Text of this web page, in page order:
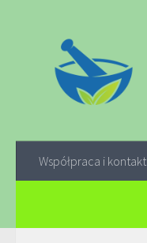
Współpraca i kontakt